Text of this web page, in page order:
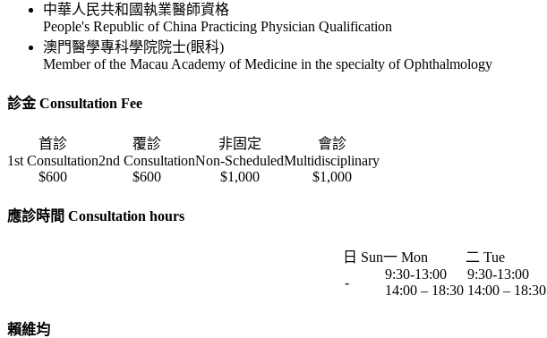
中華人民共和國執業醫師資格
People's Republic of China Practicing Physician Qualification
澳門醫學專科學院院士(眼科)
Member of the Macau Academy of Medicine in the specialty of Ophthalmology
診金 Consultation Fee
首診
1st Consultation
覆診
2nd Consultation
非固定
Non-Scheduled
會診
Multidisciplinary
$600
$600 $1,000 $1,000
應診時間 Consultation hours
日 Sun一 Mon 二 Tue
-
9:30-13:00
14:00 – 18:30
9:30-13:00
14:00 – 18:30
賴維均